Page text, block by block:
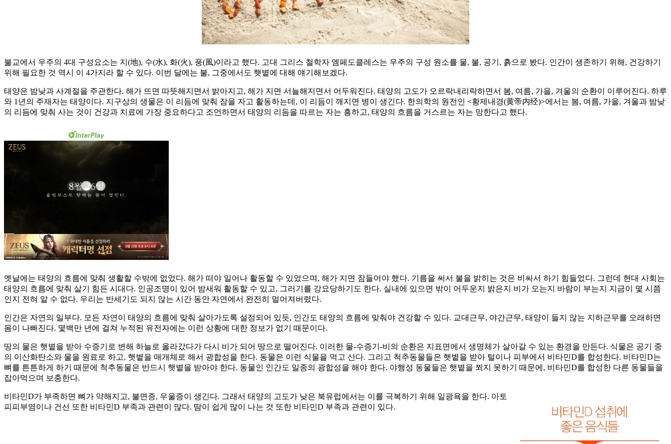
불교에서 우주의 4대 구성요소는 지(地), 수(水), 화(火), 풍(風)이라고 했다. 고대 그리스 철학자 엠페도클레스는 우주의 구성 원소를 물, 불, 공기, 흙으로 봤다. 인간이 생존하기 위해, 건강하기
위해 필요한 것 역시 이 4가지라 할 수 있다. 이번 달에는 불, 그중에서도 햇볕에 대해 얘기해보겠다.
태양은 밤낮과 사계절을 주관한다. 해가 뜨면 따뜻해지면서 밝아지고, 해가 지면 서늘해지면서 어두워진다. 태양의 고도가 오르락내리락하면서 봄, 여름, 가을, 겨울의 순환이 이루어진다. 하루
와 1년의 주재자는 태양이다. 지구상의 생물은 이 리듬에 맞춰 잠을 자고 활동하는데, 이 리듬이 깨지면 병이 생긴다. 한의학의 원전인 <황제내경(黄帝内经)>에서는 봄, 여름, 가을, 겨울과 밤낮
의 리듬에 맞춰 사는 것이 건강과 치료에 가장 중요하다고 조언하면서 태양의 리듬을 따르는 자는 흥하고, 태양의 흐름을 거스르는 자는 망한다고 했다.
옛날에는 태양의 흐름에 맞춰 생활할 수밖에 없었다. 해가 떠야 일어나 활동할 수 있었으며, 해가 지면 잠들어야 했다. 기름을 써서 불을 밝히는 것은 비싸서 하기 힘들었다. 그런데 현대 사회는
태양의 흐름에 맞춰 살기 힘든 시대다. 인공조명이 있어 밤새워 활동할 수 있고, 그러기를 강요당하기도 한다. 실내에 있으면 밖이 어두운지 밝은지 비가 오는지 바람이 부는지 지금이 몇 시쯤
인지 전혀 알 수 없다. 우리는 반세기도 되지 않는 시간 동안 자연에서 완전히 멀어져버렸다.
인간은 자연의 일부다. 모든 자연이 태양의 흐름에 맞춰 살아가도록 설정되어 있듯, 인간도 태양의 흐름에 맞춰야 건강할 수 있다. 교대근무, 야간근무, 태양이 들지 않는 지하근무를 오래하면
몸이 나빠진다. 몇백만 년에 걸쳐 누적된 유전자에는 이런 상황에 대한 정보가 없기 때문이다.
땅의 물은 햇볕을 받아 수증기로 변해 하늘로 올라갔다가 다시 비가 되어 땅으로 떨어진다. 이러한 물-수증기-비의 순환은 지표면에서 생명체가 살아갈 수 있는 환경을 만든다. 식물은 공기 중
의 이산화탄소와 물을 원료로 하고, 햇볕을 매개체로 해서 광합성을 한다. 동물은 이런 식물을 먹고 산다. 그리고 척추동물들은 햇볕을 받아 털이나 피부에서 비타민D를 합성한다. 비타민D는
뼈를 튼튼하게 하기 때문에 척추동물은 반드시 햇볕을 받아야 한다. 동물인 인간도 일종의 광합성을 해야 한다. 야행성 동물들은 햇볕을 쬐지 못하기 때문에, 비타민D를 합성한 다른 동물들을
잡아먹으며 보충한다.
비타민D가 부족하면 뼈가 약해지고, 불면증, 우울증이 생긴다. 그래서 태양의 고도가 낮은 북유럽에서는 이를 극복하기 위해 일광욕을 한다. 아토
피피부염이나 건선 또한 비타민D 부족과 관련이 많다. 땀이 쉽게 많이 나는 것 또한 비타민D 부족과 관련이 있다.